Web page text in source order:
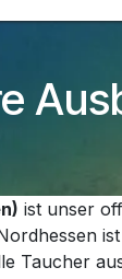
ist unser
Taucher